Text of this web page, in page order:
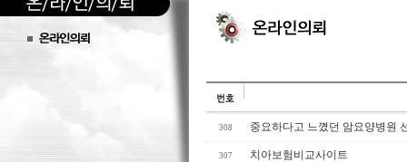
308 중요하다고 느꼈던 암요양병원
307 치아보험비교사이트